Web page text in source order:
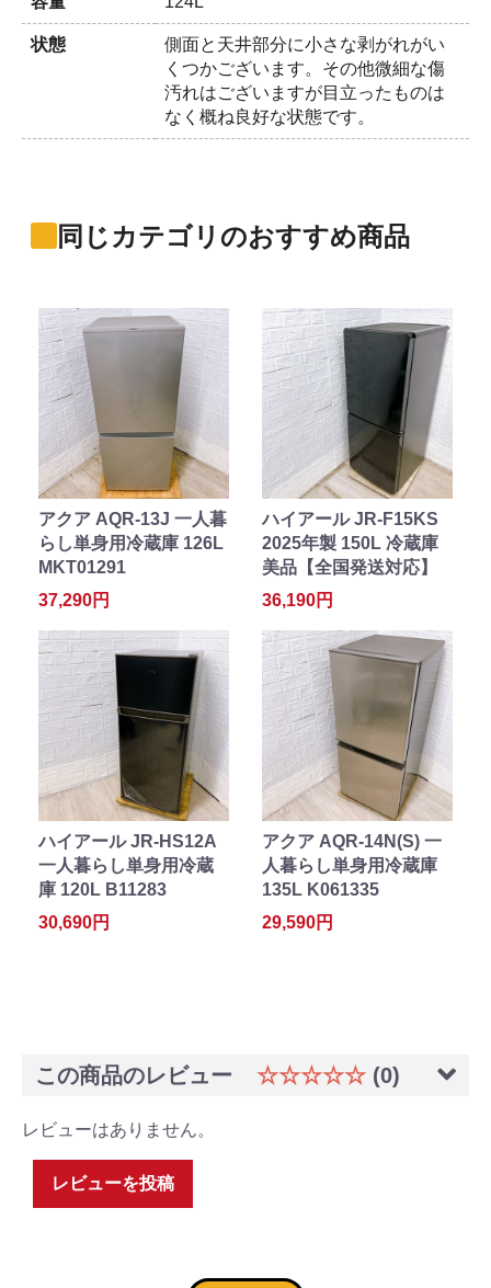
状態
側面と天井部分に小さな剥がれがい
くつかございます。その他微細な傷
汚れはございますが目立ったものは
なく概ね良好な状態です。
同じカテゴリのおすすめ商品
アクア AQR-13J 一人暮
らし単身用冷蔵庫 126L
MKT01291
37,290円
ハイアール JR-F15KS
2025年製 150L 冷蔵庫
美品【全国発送対応】
36,190円
ハイアール JR-HS12A
一人暮らし単身用冷蔵
庫 120L B11283
30,690円
アクア AQR-14N(S) 一
人暮らし単身用冷蔵庫
135L K061335
29,590円
この商品のレビュー ☆☆☆☆☆ (0)
レビューはありません。
レビューを投稿